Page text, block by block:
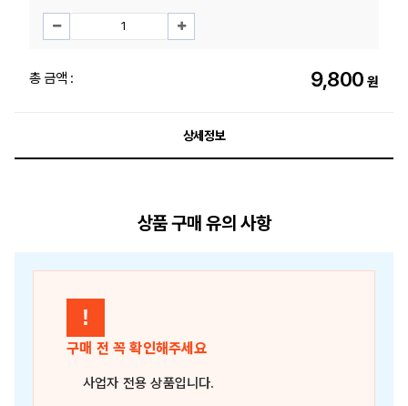
총 금액 : 9,800 원
상세정보
상품 구매 유의 사항
!
구매 전 꼭 확인해주세요
사업자 전용 상품입니다.